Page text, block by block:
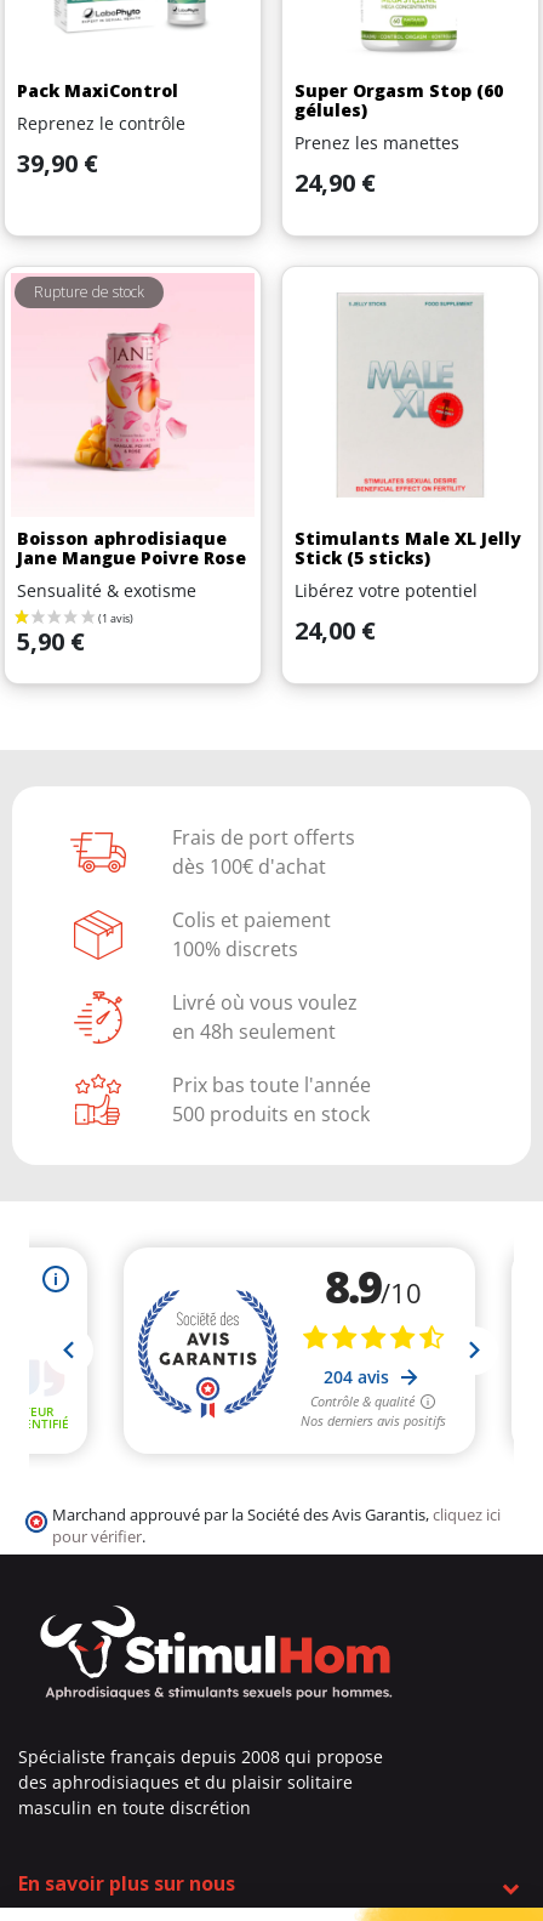
Pack MaxiControl
Reprenez le contrôle
Prix
39,90 €
Super Orgasm Stop (60
gélules)
Prenez les manettes
Prix
24,90 €
Boisson aphrodisiaque
Jane Mangue Poivre Rose
Sensualité & exotisme
Prix
5,90 €
Rupture de stock
Stimulants Male XL Jelly
Stick (5 sticks)
Libérez votre potentiel
Prix
24,00 €
Frais de port offerts
dès 100€ d'achat
Colis et paiement
100% discrets
Livré où vous voulez
en 48h seulement
Prix bas toute l'année
500 produits en stock
Marchand approuvé par la Société des Avis Garantis,cliquez ici
pour vérifier.
Spécialiste français depuis 2008 qui propose
des aphrodisiaques et du plaisir solitaire
masculin en toute discrétion
En savoir plus sur nous